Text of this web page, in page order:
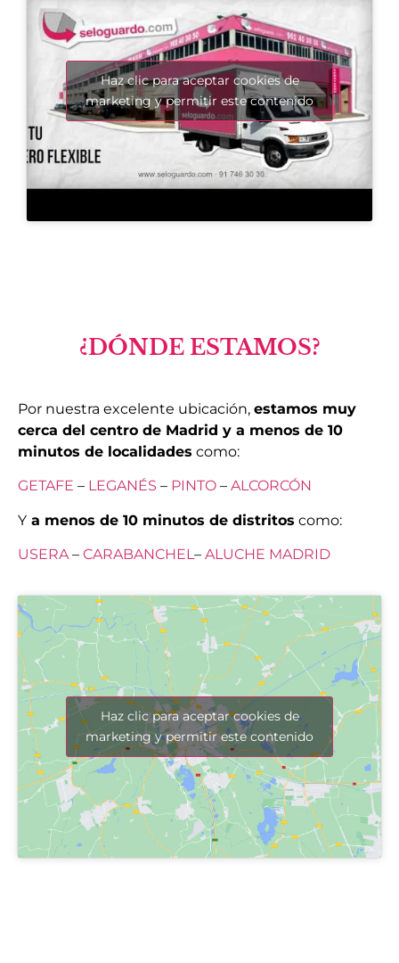
Haz clic para aceptar cookies de
marketing y permitir este contenido
¿DÓNDE ESTAMOS?
Por nuestra excelente ubicación, estamos muy
cerca del centro de Madrid y a menos de 10
minutos de localidades como:
GETAFE – LEGANÉS – PINTO – ALCORCÓN
Y a menos de 10 minutos de distritos como:
USERA– CARABANCHEL– ALUCHE MADRID
Haz clic para aceptar cookies de
marketing y permitir este contenido